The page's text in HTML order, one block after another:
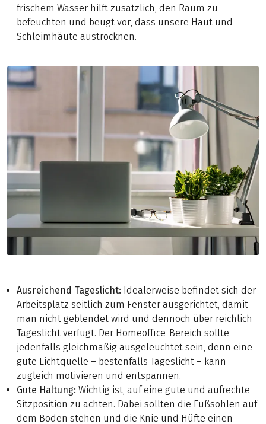
frischem Wasser hilft zusätzlich, den Raum zu
befeuchten und beugt vor, dass unsere Haut und
Schleimhäute austrocknen.
Ausreichend Tageslicht: Idealerweise befindet sich der
Arbeitsplatz seitlich zum Fenster ausgerichtet, damit
man nicht geblendet wird und dennoch über reichlich
Tageslicht verfügt. Der Homeoffice-Bereich sollte
jedenfalls gleichmäßig ausgeleuchtet sein, denn eine
gute Lichtquelle – bestenfalls Tageslicht – kann
zugleich motivieren und entspannen.
Gute Haltung: Wichtig ist, auf eine gute und aufrechte
Sitzposition zu achten. Dabei sollten die Fußsohlen auf
dem Boden stehen und die Knie und Hüfte einen